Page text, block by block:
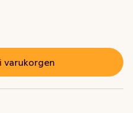
varukorgen